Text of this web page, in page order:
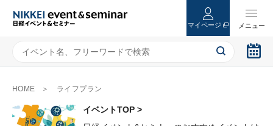
マイページ
HOME ライフプラン
イベントTOP >